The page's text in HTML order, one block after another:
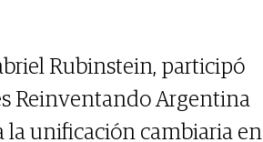
Rubinstein, participó
Reinventando Argentina
la unificación cambiaria en